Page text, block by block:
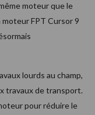
moteur que le
moteur FPT Cursor 9
lourds au champ,
travaux de transport.
pour réduire le